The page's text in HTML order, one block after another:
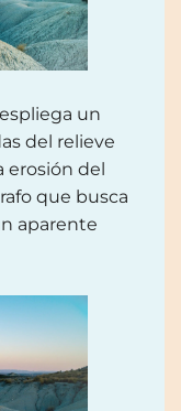
un
del relieve
erosión del
que busca
aparente